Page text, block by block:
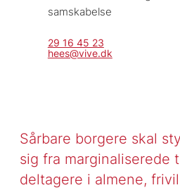
samskabelse
29 16 45 23
hees@vive.dk
Sårbare borgere skal
sig fra marginaliserede
deltagere i almene,